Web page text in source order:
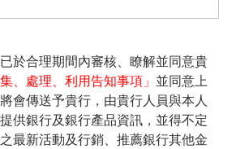
於合理期間內審核、瞭解並同意貴
、處理、利用告知事項」 並同意上
會傳送予貴行，由貴行人員與本人
供銀行及銀行產品資訊，並得不定
最新活動及行銷、推薦銀行其他金